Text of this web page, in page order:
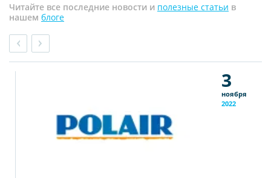
Читайте все последние новости и полезные статьи в
нашем блоге
3
ноября
2022